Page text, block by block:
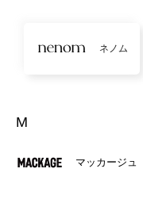
ネノム
M
マッカージュ